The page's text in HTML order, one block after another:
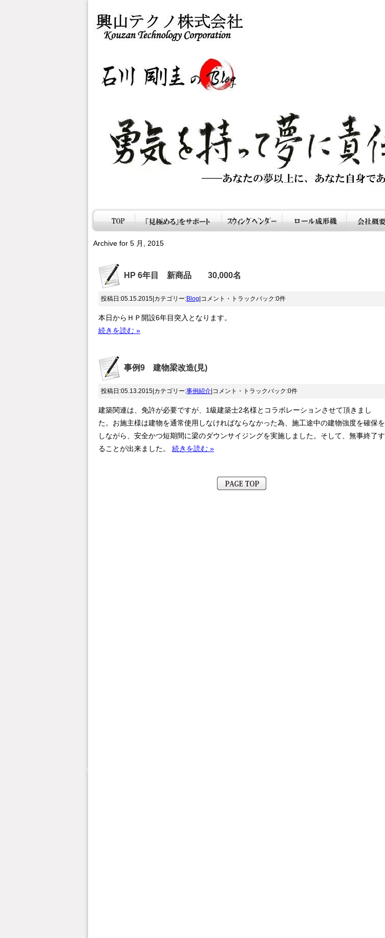
Archive for 5 月, 2015
HP 6年目 新商品 30,000名
投稿日:05.15.2015|カテゴリー:Blog |コメント・トラックバック:0件
本日からＨＰ開設6年目突入となります。
続きを読む »
事例9 建物梁改造(見)
投稿日:05.13.2015|カテゴリー:事例紹介 |コメント・トラックバック:0件
建築関連は、免許が必要ですが、1級建築士2名様とコラボレーションさせて頂きまし
た。お施主様は建物を通常使用しなければならなかった為、施工途中の建物強度を確保を
しながら、安全かつ短期間に梁のダウンサイジングを実施しました。そして、無事終了す
ることが出来ました。 続きを読む »